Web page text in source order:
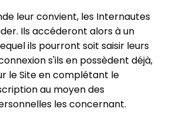
leur convient, les Internautes
Ils accéderont alors à un
ils pourront soit saisir leurs
s'ils en possèdent déjà,
le Site en complétant le
au moyen des
les concernant.